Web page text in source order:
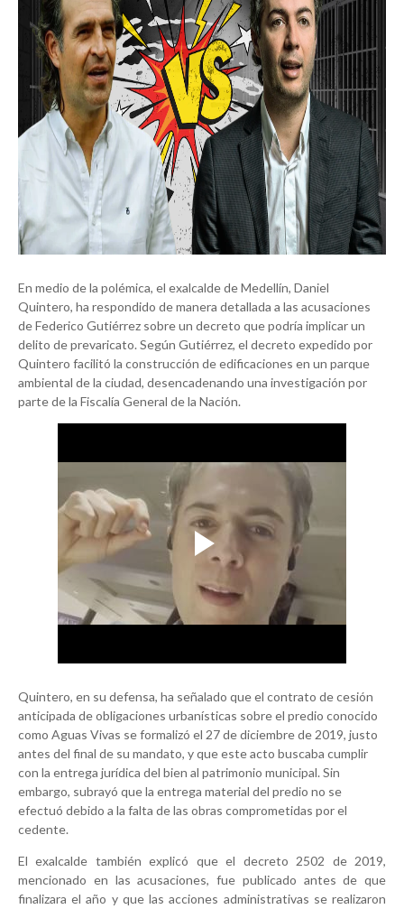
En medio de la polémica, el exalcalde de Medellín, Daniel
Quintero, ha respondido de manera detallada a las acusaciones
de Federico Gutiérrez sobre un decreto que podría implicar un
delito de prevaricato. Según Gutiérrez, el decreto expedido por
Quintero facilitó la construcción de edificaciones en un parque
ambiental de la ciudad, desencadenando una investigación por
parte de la Fiscalía General de la Nación.
Quintero, en su defensa, ha señalado que el contrato de cesión
anticipada de obligaciones urbanísticas sobre el predio conocido
como Aguas Vivas se formalizó el 27 de diciembre de 2019, justo
antes del final de su mandato, y que este acto buscaba cumplir
con la entrega jurídica del bien al patrimonio municipal. Sin
embargo, subrayó que la entrega material del predio no se
efectuó debido a la falta de las obras comprometidas por el
cedente.
El exalcalde también explicó que el decreto 2502 de 2019,
mencionado en las acusaciones, fue publicado antes de que
finalizara el año y que las acciones administrativas se realizaron